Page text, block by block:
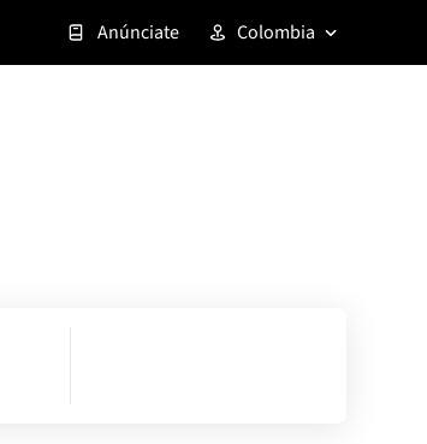
Anúnciate Colombia